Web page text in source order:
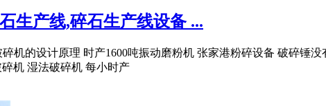
生产线,碎石生产线设备 ...
机的设计原理 时产1600吨振动磨粉机 张家港粉碎设备 破碎锤
机 湿法破碎机 每小时产